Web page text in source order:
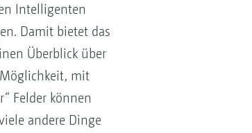
Intelligenten
Damit bietet das
Überblick über
mit
Felder können
andere Dinge